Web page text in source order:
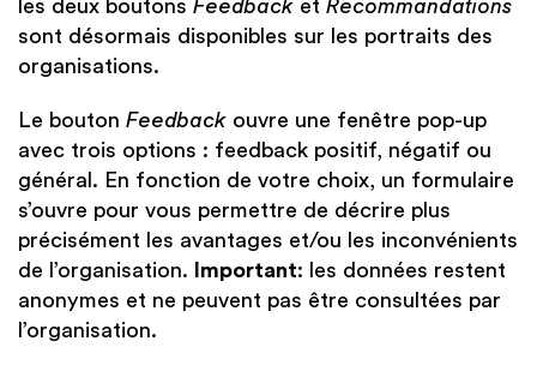
les deux boutons Feedback et Recommandations
sont désormais disponibles sur les portraits des
organisations.
Le bouton Feedback ouvre une fenêtre pop-up
avec trois options : feedback positif, négatif ou
général. En fonction de votre choix, un formulaire
s’ouvre pour vous permettre de décrire plus
précisément les avantages et/ou les inconvénients
de l’organisation.
Important: les données restent
anonymes et ne peuvent pas être consultées par
l’organisation.